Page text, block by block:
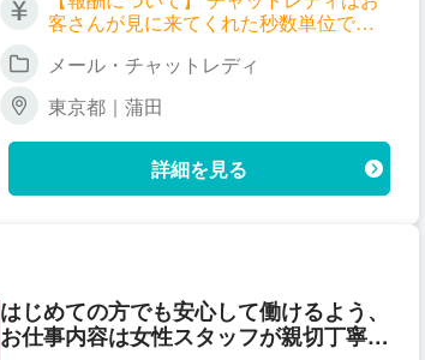
宅どちらも対応致します。高収入バイト
で充実のプライベート♪
客さんが見に来てくれた秒数単位でお
トごとに報酬も違ってくるのですが、
ト 時給 2,700円～7,200円 ▼ツーショ
ットチャット 時給 2,700円～4,500円
▼パーティーチャット 時給 1,800円～
（＊一人のお客様と話する場合） 同時
に会話するお客様が増えれば増える
わせください。
メール・チャットレディ
東京都｜蒲田
詳細を見る
はじめての方でも安心して働けるよう、
お仕事内容は女性スタッフが親切丁寧に